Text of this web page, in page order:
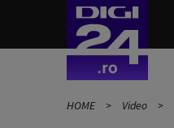
HOME Video